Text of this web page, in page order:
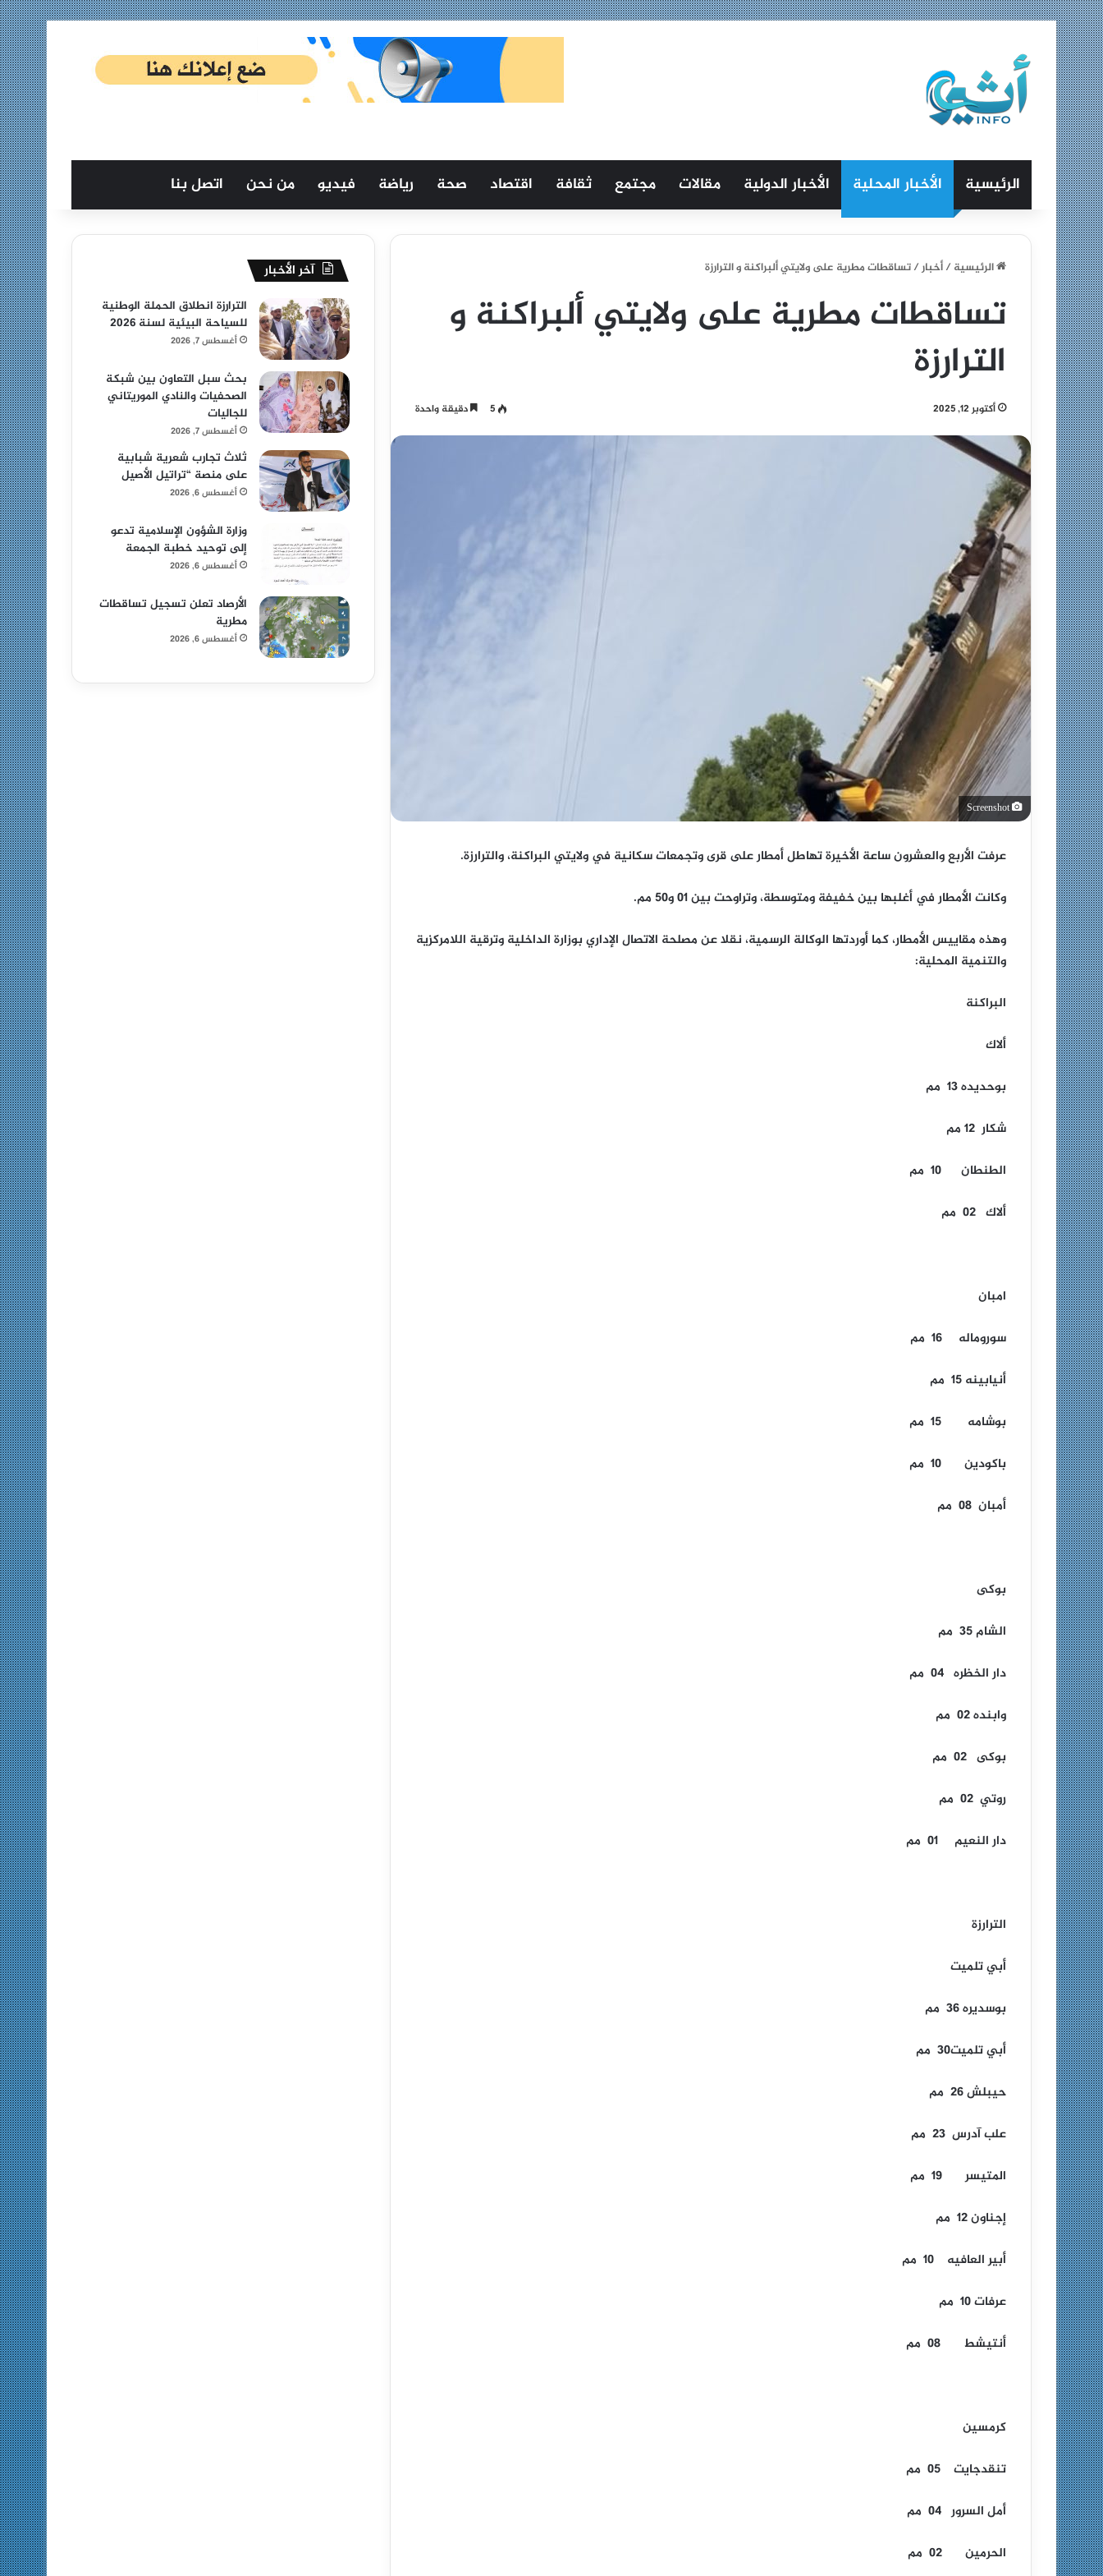
الرئيسية الأخبار المحلية الأخبار الدولية مقالات مجتمع ثقافة اقتصاد صحة رياضة فيديو من نحن اتصل بنا
الرئيسية/أخبار/تساقطات مطرية على ولايتي ألبراكنة و الترارزة
تساقطات مطرية على ولايتي ألبراكنة و
الترارزة
أكتوبر 12, 2025 5 دقيقة واحدة
عرفت الأربع والعشرون ساعة الأخيرة تهاطل أمطار على قرى وتجمعات سكانية في ولايتي البراكنة، والترارزة.
وكانت الأمطار في أغلبها بين خفيفة ومتوسطة، وتراوحت بين 01 و50 مم.
وهذه مقاييس الأمطار، كما أوردتها الوكالة الرسمية، نقلا عن مصلحة الاتصال الإداري بوزارة الداخلية وترقية اللامركزية
والتنمية المحلية:
البراكنة
ألاك
بوحديده 13 مم
شكار 12 مم
الطنطان 10 مم
ألاك 02 مم
امبان
سوروماله 16 مم
أنيابينه 15 مم
بوشامه 15 مم
باكودين 10 مم
أمبان 08 مم
بوكى
الشام 35 مم
دار الخظره 04 مم
وابنده 02 مم
بوكى 02 مم
روتي 02 مم
دار النعيم 01 مم
الترارزة
أبي تلميت
بوسديره 36 مم
أبي تلميت30 مم
حيبلش 26 مم
علب آدرس 23 مم
المتيسر 19 مم
إجناون 12 مم
أبير العافيه 10 مم
عرفات 10 مم
أنتيشط 08 مم
كرمسين
تنقدجايت 05 مم
أمل السرور 04 مم
الحرمين 02 مم
آخر الأخبار
الترارزة انطلاق الحملة الوطنية
للسياحة البيئية لسنة 2026
أغسطس 7, 2026
بحث سبل التعاون بين شبكة
الصحفيات والنادي الموريتاني
للجاليات
أغسطس 7, 2026
ثلاث تجارب شعرية شبابية
على منصة “تراتيل الأصيل
أغسطس 6, 2026
وزارة الشؤون الإسلامية تدعو
إلى توحيد خطبة الجمعة
أغسطس 6, 2026
الأرصاد تعلن تسجيل تساقطات
مطرية
أغسطس 6, 2026